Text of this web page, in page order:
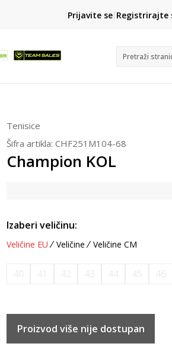
CLICK&
besplatno
Prijavite se Registrirajte
Pretraži
Tenisice
Šifra artikla: CHF251M104-68
Champion KOL
Izaberi veličinu:
Veličine EU Veličine Veličine CM
Proizvod više nije dostupan